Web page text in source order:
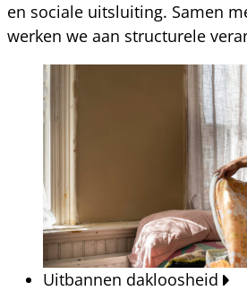
en sociale uitsluiting. Samen
werken we aan structurele
Uitbannen dakloosheid